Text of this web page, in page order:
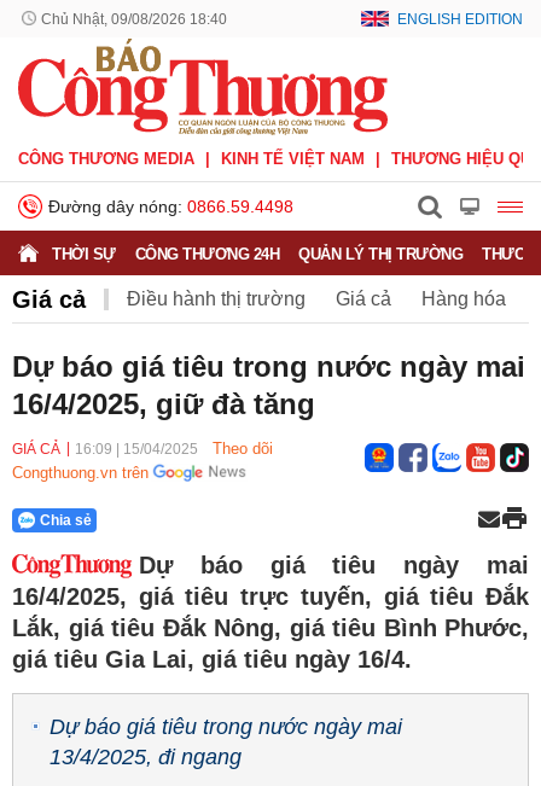
Chủ Nhật, 09/08/2026 18:40 ENGLISH EDITION
CÔNG THƯƠNG MEDIA KINH TẾ VIỆT NAM THƯƠNG HIỆU
Đường dây nóng: 0866.59.4498
THỜI SỰ CÔNG THƯƠNG 24H QUẢN LÝ THỊ TRƯỜNG
Giá cả Điều hành thị trường Giá cả Hàng hóa
Dự báo giá tiêu trong nước ngày mai
16/4/2025, giữ đà tăng
GIÁ CẢ 16:09 15/04/2025
Theo dõi
Congthuong.vn trên
Chia sẻ
Dự báo giá tiêu ngày mai
16/4/2025, giá tiêu trực tuyến, giá tiêu Đắk
Lắk, giá tiêu Đắk Nông, giá tiêu Bình Phước,
giá tiêu Gia Lai, giá tiêu ngày 16/4.
Dự báo giá tiêu trong nước ngày mai
13/4/2025, đi ngang